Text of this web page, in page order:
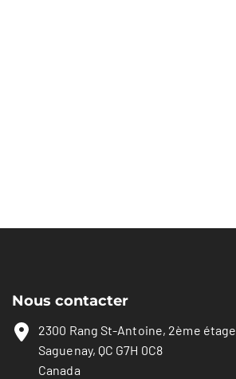
Nous contacter
2300 Rang St-Antoine, 2ème étage
Saguenay, QC G7H 0C8
Canada